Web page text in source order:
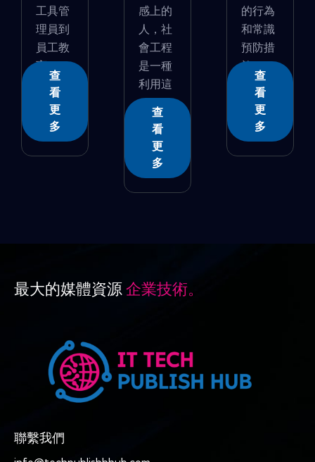
工具管
理員到
員工教
育。...
查
看
更
多
感上的
人，社
會工程
是一種
利用這
一...
查
看
更
多
的行為
和常識
預防措
施...
查
看
更
多
最大的媒體資源 企業技術。
聯繫我們